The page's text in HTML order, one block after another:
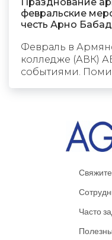
Празднование
февральские
честь Арно
Февраль в
колледже (АВК)
событиями.
Часто